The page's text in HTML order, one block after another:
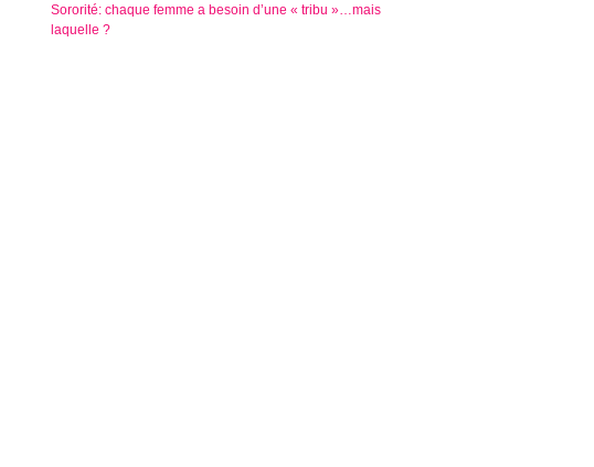
Sororité: chaque femme a besoin d’une « tribu »…mais
laquelle ?